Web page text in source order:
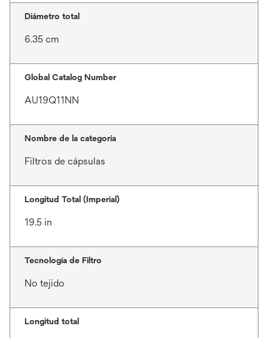
Diámetro total
6.35 cm
Global Catalog Number
AU19Q11NN
Nombre de la categoría
Filtros de cápsulas
Longitud Total (Imperial)
19.5 in
Tecnología de Filtro
No tejido
Longitud total